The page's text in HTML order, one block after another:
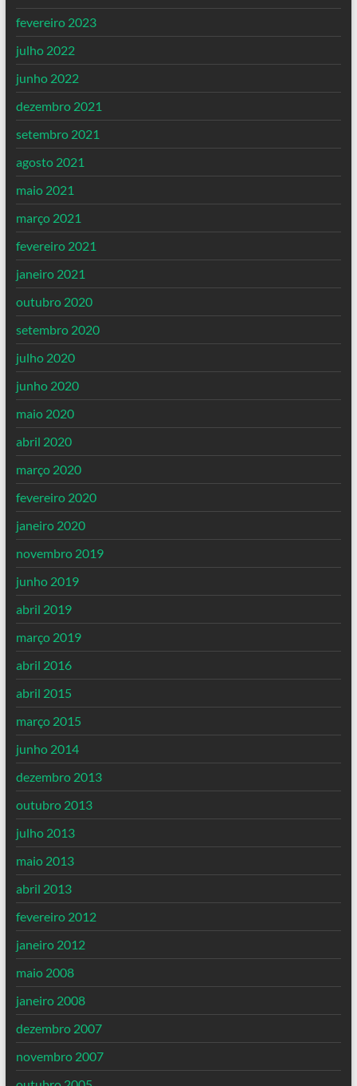
fevereiro 2023
julho 2022
junho 2022
dezembro 2021
setembro 2021
agosto 2021
maio 2021
março 2021
fevereiro 2021
janeiro 2021
outubro 2020
setembro 2020
julho 2020
junho 2020
maio 2020
abril 2020
março 2020
fevereiro 2020
janeiro 2020
novembro 2019
junho 2019
abril 2019
março 2019
abril 2016
abril 2015
março 2015
junho 2014
dezembro 2013
outubro 2013
julho 2013
maio 2013
abril 2013
fevereiro 2012
janeiro 2012
maio 2008
janeiro 2008
dezembro 2007
novembro 2007